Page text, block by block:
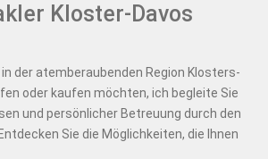
Kloster-Davos
der atemberaubenden Region Klosters-
oder kaufen möchten, ich begleite Sie
und persönlicher Betreuung durch den
Sie die Möglichkeiten, die Ihnen